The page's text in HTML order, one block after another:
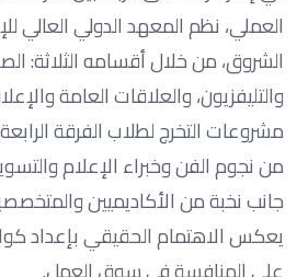
العملي، نظم المعهد الدولي العالي
الشروق، من خلال أقسامه الثلاثة:
والتليفزيون، والعلاقات العامة
مشروعات التخرج لطلاب الفرقة
من نجوم الفن وخبراء الإعلام
جانب نخبة من الأكاديميين
يعكس الاهتمام الحقيقي بإعداد